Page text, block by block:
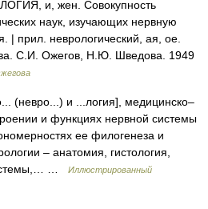
и, жен. Совокупность
наук, изучающих нервную
| прил. неврологический, ая, ое.
С.И. Ожегов, Н.Ю. Шведова. 1949
(невро...) и ...логия], медицинско–
и функциях нервной системы
ее филогенеза и
– анатомия, гистология,
…
Иллюстрированный